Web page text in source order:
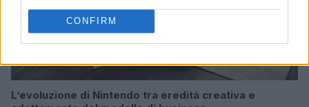
CONFIRM
L’evoluzione di Nintendo tra eredità creativa e